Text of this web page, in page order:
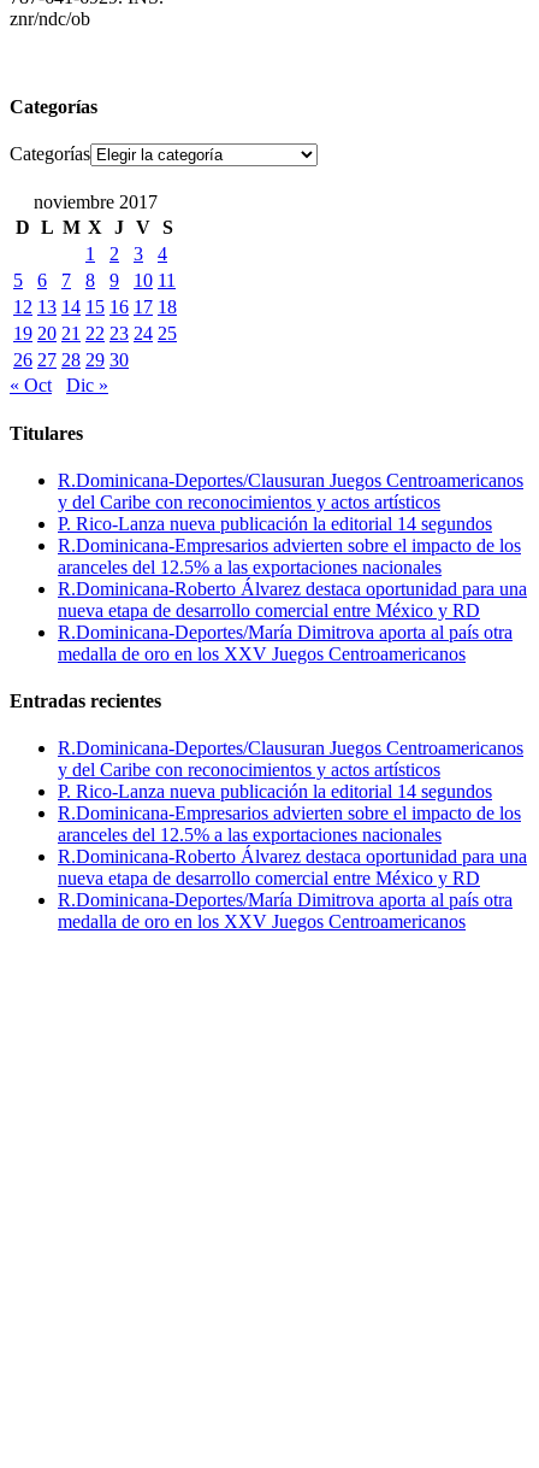
znr/ndc/ob
Categorías
Categorías
noviembre 2017
D L M X J V S
1
2 3
4
5
6 7 8 9 10 11
12 13 14 15 16 17 18
19 20 21 22 23 24 25
26 27 28 29 30
« Oct
Dic »
Titulares
R.Dominicana-Deportes/Clausuran Juegos Centroamericanos
y del Caribe con reconocimientos y actos artísticos
P. Rico-Lanza nueva publicación la editorial 14 segundos
R.Dominicana-Empresarios advierten sobre el impacto de los
aranceles del 12.5% a las exportaciones nacionales
R.Dominicana-Roberto Álvarez destaca oportunidad para una
nueva etapa de desarrollo comercial entre México y RD
R.Dominicana-Deportes/María Dimitrova aporta al país otra
medalla de oro en los XXV Juegos Centroamericanos
Entradas recientes
R.Dominicana-Deportes/Clausuran Juegos Centroamericanos
y del Caribe con reconocimientos y actos artísticos
P. Rico-Lanza nueva publicación la editorial 14 segundos
R.Dominicana-Empresarios advierten sobre el impacto de los
aranceles del 12.5% a las exportaciones nacionales
R.Dominicana-Roberto Álvarez destaca oportunidad para una
nueva etapa de desarrollo comercial entre México y RD
R.Dominicana-Deportes/María Dimitrova aporta al país otra
medalla de oro en los XXV Juegos Centroamericanos